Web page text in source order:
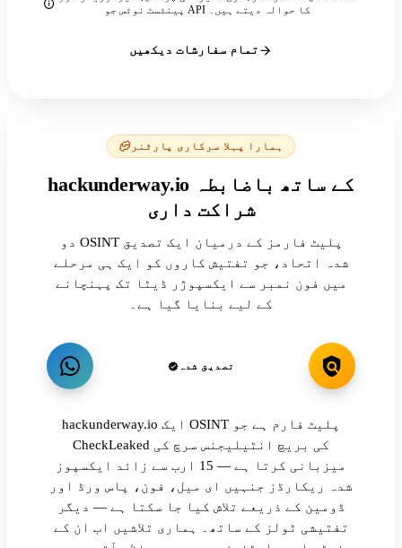
پینٹسٹ نوٹس جو API کا حوالہ دیتے ہیں۔
تمام سفارشات دیکھیں
ہمارا پہلا سرکاری پارٹنر
hackunderway.io کے ساتھ باضابطہ
شراکت داری
دو OSINT پلیٹ فارمز کے درمیان ایک تصدیق
شدہ اتحاد، جو تفتیش کاروں کو ایک ہی مرحلے
میں فون نمبر سے ایکسپوژر ڈیٹا تک پہنچانے
کے لیے بنایا گیا ہے۔
تصدیق شدہ
hackunderway.io ایک OSINT پلیٹ فارم ہے جو
CheckLeaked کی بریچ انٹیلیجنس سرچ کی
میزبانی کرتا ہے — 15 ارب سے زائد ایکسپوز
شدہ ریکارڈز جنہیں ای میل، فون، پاس ورڈ اور
ڈومین کے ذریعے تلاش کیا جا سکتا ہے — دیگر
تفتیشی ٹولز کے ساتھ۔ ہماری تلاشیں اب ان کے